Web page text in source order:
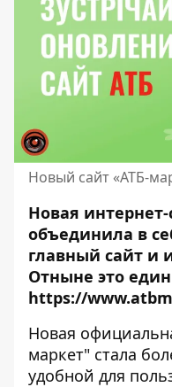
Новый сайт «АТБ-
Новая
объединила в
главный сайт и
Отныне это
https://
Новая
маркет" стала
удобной для